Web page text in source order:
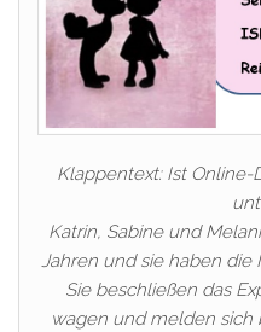
Klappentext: Ist Online-
Katrin, Sabine und
Jahren und sie haben die
Sie beschließen das
wagen und melden